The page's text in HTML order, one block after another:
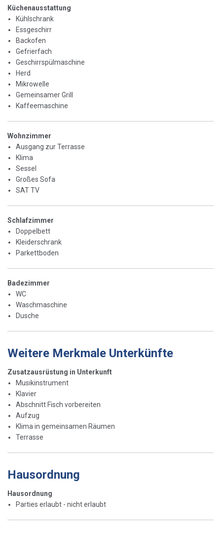
Küchenausstattung
Kühlschrank
Essgeschirr
Backofen
Gefrierfach
Geschirrspülmaschine
Herd
Mikrowelle
Gemeinsamer Grill
Kaffeemaschine
Wohnzimmer
Ausgang zur Terrasse
Klima
Sessel
Großes Sofa
SAT TV
Schlafzimmer
Doppelbett
Kleiderschrank
Parkettboden
Badezimmer
WC
Waschmaschine
Dusche
Weitere Merkmale Unterkünfte
Zusatzausrüstung in Unterkunft
Musikinstrument
Klavier
Abschnitt Fisch vorbereiten
Aufzug
Klima in gemeinsamen Räumen
Terrasse
Hausordnung
Hausordnung
Parties erlaubt - nicht erlaubt